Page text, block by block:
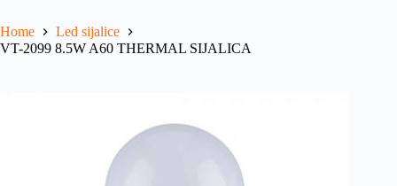
Home
Led sijalice
VT-2099 8.5W A60 THERMAL SIJALICA